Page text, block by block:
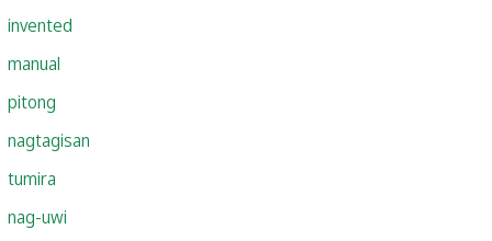
invented
manual
pitong
nagtagisan
tumira
nag-uwi